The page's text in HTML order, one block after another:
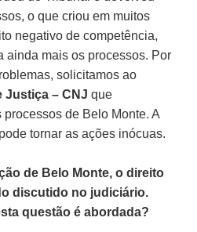
o que criou em muitos
negativo de competência,
ainda mais os processos. Por
solicitamos ao
Justiça – CNJ que
de Belo Monte. A
tornar as ações inócuas.
de Belo Monte, o direito
discutido no judiciário.
questão é abordada?